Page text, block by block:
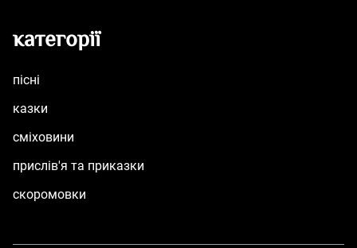
категорії
пісні
казки
сміховини
прислів'я та приказки
скоромовки